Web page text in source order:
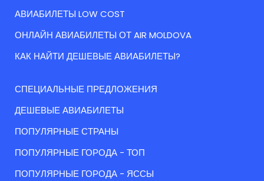
АВИАБИЛЕТЫ LOW COST
ОНЛАЙН АВИАБИЛЕТЫ ОТ AIR MOLDOVA
КАК НАЙТИ ДЕШЕВЫЕ АВИАБИЛЕТЫ?
СПЕЦИАЛЬНЫЕ ПРЕДЛОЖЕНИЯ
ДЕШЕВЫЕ АВИАБИЛЕТЫ
ПОПУЛЯРНЫЕ СТРАНЫ
ПОПУЛЯРНЫЕ ГОРОДА - ТОП
ПОПУЛЯРНЫЕ ГОРОДА - ЯССЫ